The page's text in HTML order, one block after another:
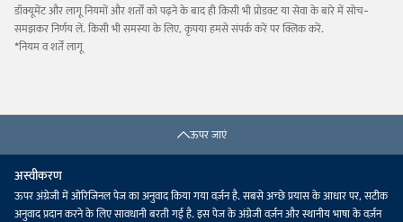
डॉक्यूमेंट और लागू नियमों और शर्तों को पढ़ने के बाद ही किसी भी प्रोडक्ट या सेवा के बारे में सोच-
समझकर निर्णय लें. किसी भी समस्या के लिए, कृपया हमसे संपर्क करें पर क्लिक करें.
*नियम व शर्तें लागू
ऊपर जाएं
अस्वीकरण
ऊपर अंग्रेजी में ओरिजिनल पेज का अनुवाद किया गया वर्ज़न है. सबसे अच्छे प्रयास के आधार पर, सटीक
अनुवाद प्रदान करने के लिए सावधानी बरती गई है. इस पेज के अंग्रेजी वर्ज़न और स्थानीय भाषा के वर्ज़न